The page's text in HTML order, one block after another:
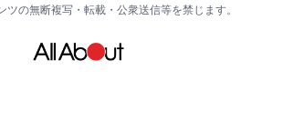
ツの無断複写・転載・公衆送信等を禁じます。